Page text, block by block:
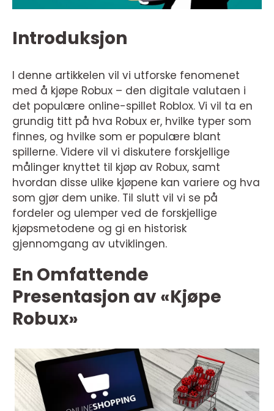
Introduksjon
I denne artikkelen vil vi utforske fenomenet
med å kjøpe Robux – den digitale valutaen i
det populære online-spillet Roblox. Vi vil ta en
grundig titt på hva Robux er, hvilke typer som
finnes, og hvilke som er populære blant
spillerne. Videre vil vi diskutere forskjellige
målinger knyttet til kjøp av Robux, samt
hvordan disse ulike kjøpene kan variere og hva
som gjør dem unike. Til slutt vil vi se på
fordeler og ulemper ved de forskjellige
kjøpsmetodene og gi en historisk
gjennomgang av utviklingen.
En Omfattende
Presentasjon av «Kjøpe
Robux»